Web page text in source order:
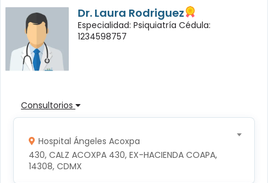
Dr. Laura Rodriguez
Especialidad: Psiquiatría Cédula:
1234598757
Consultorios
Hospital Ángeles Acoxpa
430, CALZ ACOXPA 430, EX-HACIENDA COAPA,
14308, CDMX